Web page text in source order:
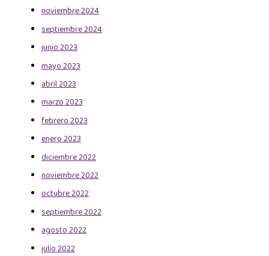
noviembre 2024
septiembre 2024
junio 2023
mayo 2023
abril 2023
marzo 2023
febrero 2023
enero 2023
diciembre 2022
noviembre 2022
octubre 2022
septiembre 2022
agosto 2022
julio 2022